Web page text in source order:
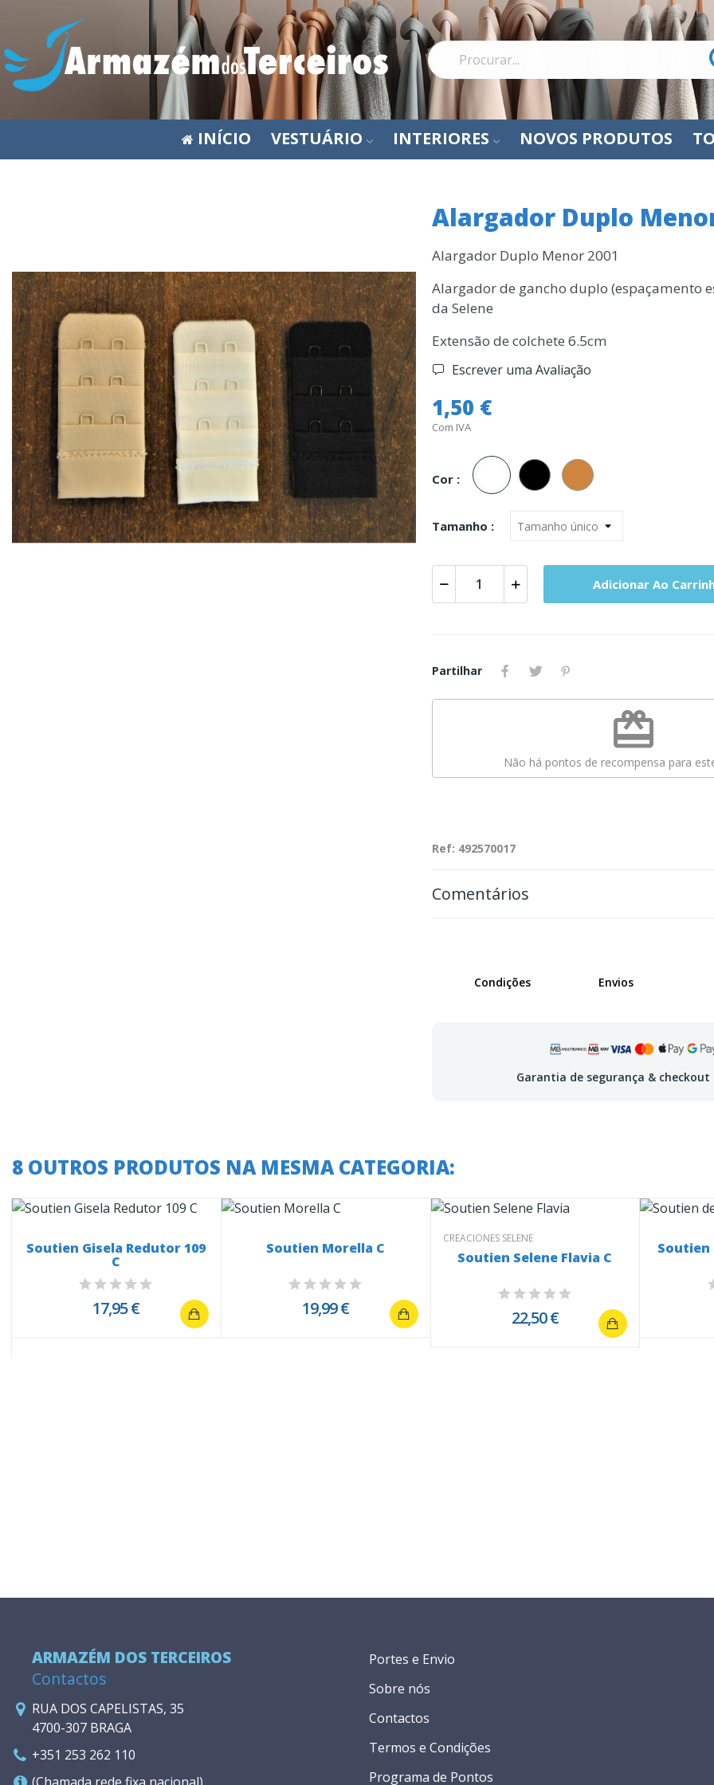
INÍCIO VESTUÁRIO INTERIORES NOVOS PRODUTOS
Alargador Duplo
Alargador Duplo Menor 2001
Alargador de gancho duplo (espaçamento
da Selene
Extensão de colchete 6.5cm
Escrever uma Avaliação
1,50 €
Com IVA
Cor :
Branco Preto Carne
Tamanho :
Adicionar Ao
Partilhar
redeem
Não há pontos de recompensa para
Ref: 492570017
Comentários
Condições Envios
Garantia de segurança & checkout
8 OUTROS PRODUTOS NA MESMA CATEGORIA:
Soutien Gisela Redutor 109
C
17,95 €
Soutien Morella C
19,99 €
CREACIONES SELENE
Soutien Selene Flavia C
22,50 €
ARMAZÉM DOS TERCEIROS
Contactos
RUA DOS CAPELISTAS, 35
4700-307 BRAGA
+351 253 262 110
Portes e Envio
Sobre nós
Contactos
Termos e Condições
Programa de Pontos